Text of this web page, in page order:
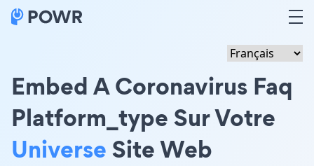
Embed A Coronavirus Faq
Platform_type Sur Votre
UniverseSite Web